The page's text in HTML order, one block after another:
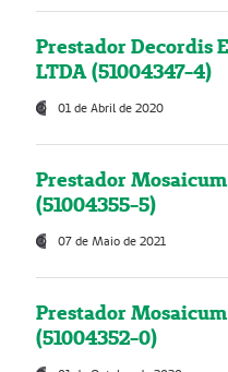
Prestador Decordis
LTDA (51004347-4)
01 de Abril de 2020
Prestador
(51004355-5)
07 de Maio de 2021
Prestador
(51004352-0)